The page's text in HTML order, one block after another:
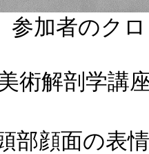
参加者のク
術解剖学講
部顔面の表